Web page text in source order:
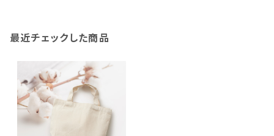
最近チェックした商品